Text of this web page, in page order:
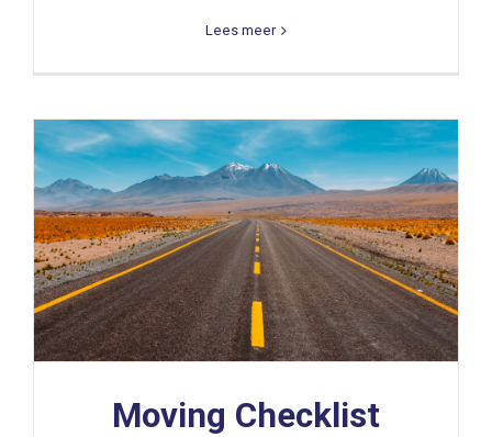
Lees meer
Moving Checklist